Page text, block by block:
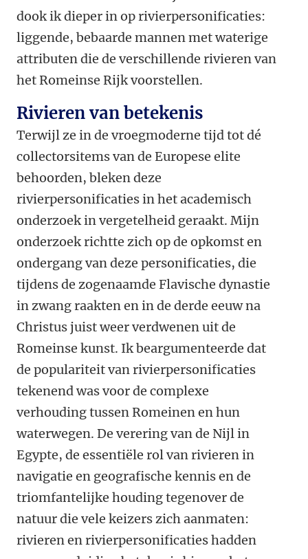
dook ik dieper in op rivierpersonificaties:
liggende, bebaarde mannen met waterige
attributen die de verschillende rivieren van
het Romeinse Rijk voorstellen.
Rivieren van betekenis
Terwijl ze in de vroegmoderne tijd tot dé
collectorsitems van de Europese elite
behoorden, bleken deze
rivierpersonificaties in het academisch
onderzoek in vergetelheid geraakt. Mijn
onderzoek richtte zich op de opkomst en
ondergang van deze personificaties, die
tijdens de zogenaamde Flavische dynastie
in zwang raakten en in de derde eeuw na
Christus juist weer verdwenen uit de
Romeinse kunst. Ik beargumenteerde dat
de populariteit van rivierpersonificaties
tekenend was voor de complexe
verhouding tussen Romeinen en hun
waterwegen. De verering van de Nijl in
Egypte, de essentiële rol van rivieren in
navigatie en geografische kennis en de
triomfantelijke houding tegenover de
natuur die vele keizers zich aanmaten:
rivieren en rivierpersonificaties hadden